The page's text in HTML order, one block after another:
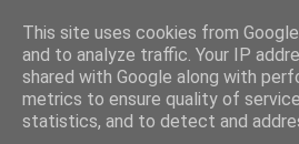
This site uses cookies from
and to analyze traffic. Your IP
shared with Google along with
metrics to ensure quality of
statistics, and to detect and